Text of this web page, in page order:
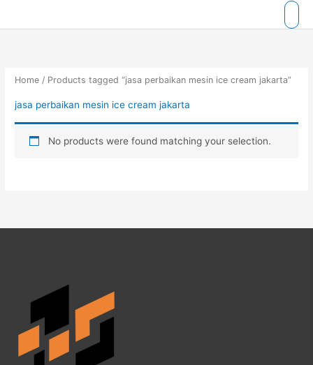
Home / Products tagged “jasa perbaikan mesin ice cream jakarta”
jasa perbaikan mesin ice cream jakarta
No products were found matching your selection.